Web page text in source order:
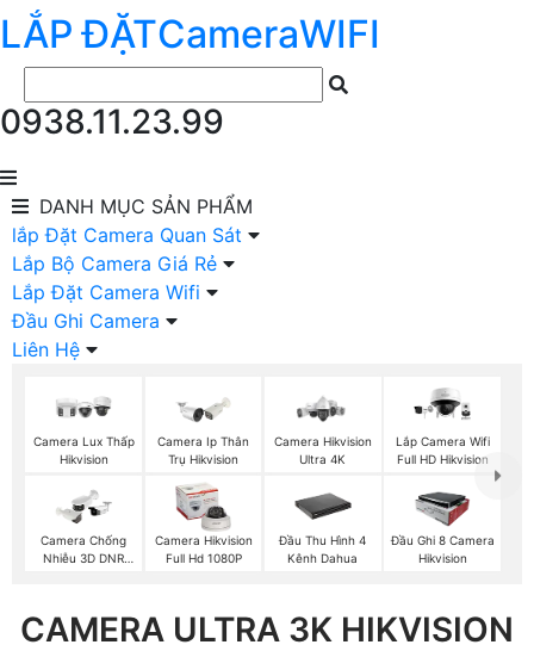
LẮP ĐẶTCameraWIFI
0938.11.23.99
DANH MỤC SẢN PHẨM
lắp Đặt Camera Quan Sát
Lắp Bộ Camera Giá Rẻ
Lắp Đặt Camera Wifi
Đầu Ghi Camera
Liên Hệ
Camera Lux Thấp
Hikvision
Camera Ip Thân
Trụ Hikvision
Camera Hikvision
Ultra 4K
Lắp Camera Wifi
Full HD Hikvision
Camera Chống
Nhiễu 3D DNR
Camera Hikvision
Full Hd 1080P
Đầu Thu Hình 4
Kênh Dahua
Đầu Ghi 8 Camera
Hikvision
CAMERA ULTRA 3K HIKVISION